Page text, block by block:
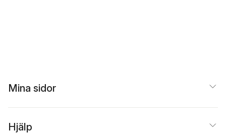
Mina sidor
Hjälp